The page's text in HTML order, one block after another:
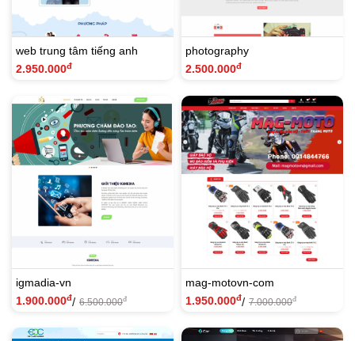
web trung tâm tiếng anh
2.950.000đ
photography
2.500.000đ
igmadia-vn
1.900.000đ/ 6.500.000đ
mag-motovn-com
1.950.000đ/ 7.000.000đ